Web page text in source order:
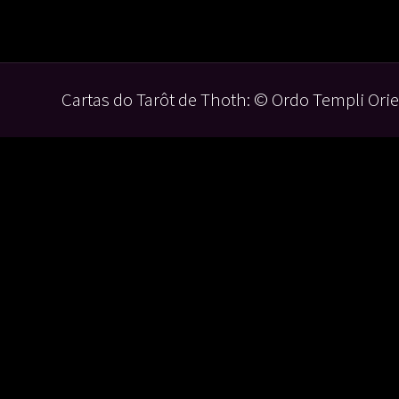
Cartas do Tarôt de Thoth: © Ordo Templi